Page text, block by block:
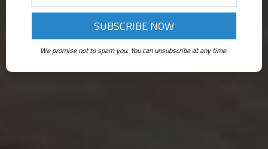
We promise not to spam you. You can unsubscribe at any time.